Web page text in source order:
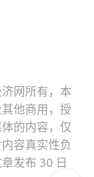
网所有，本
他商用，授
的内容，仅
容真实性负
发布 30 日